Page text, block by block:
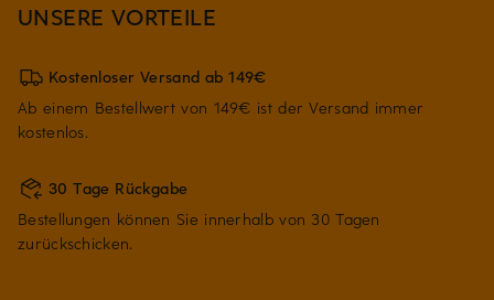
UNSERE VORTEILE
Kostenloser Versand ab 149€
Ab einem Bestellwert von 149€ ist der Versand immer
kostenlos.
30 Tage Rückgabe
Bestellungen können Sie innerhalb von 30 Tagen
zurückschicken.